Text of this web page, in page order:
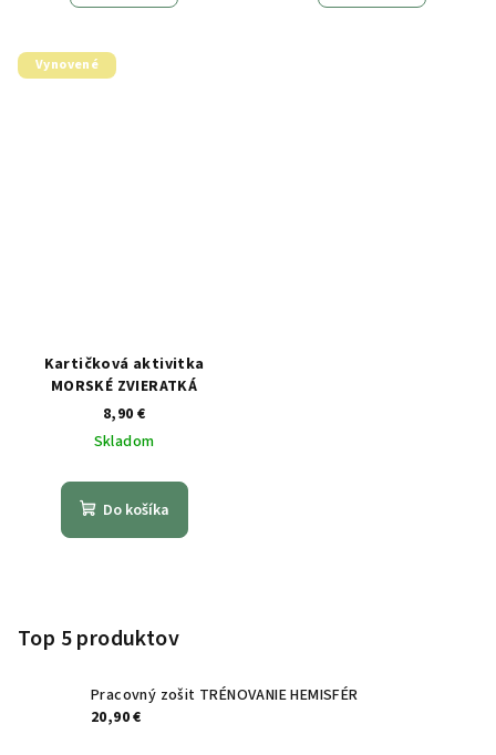
Vynovené
Kartičková aktivitka
MORSKÉ ZVIERATKÁ
8,90 €
Skladom
Do košíka
Top 5 produktov
Pracovný zošit TRÉNOVANIE HEMISFÉR
20,90 €